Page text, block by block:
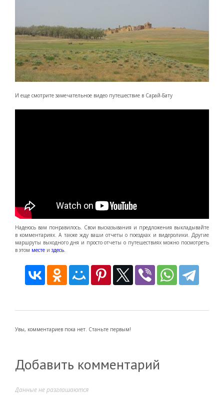
И еще cмотрите замечательное видео путешествие в Сарай-Бату
Надеюсь вам понравилось. Свои высказывания и предложения выкладывайте
в комментариях. А также жду ваши отчеты о поездках и видеролики. Другие
маршруты выходного дня и просто отчеты о путешествиях можно посмотреть
в этом месте издесь.
Увы, комментариев пока нет. Станьте первым!
Добавить комментарий
Данные не разглашаются